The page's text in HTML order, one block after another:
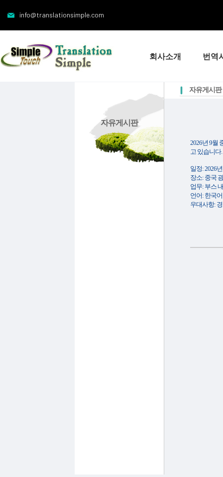
info@translationsimple.com
회사소개 번역
자유게시판
자유게시판
2026년 9월
고 있습니다.
일정: 2026
장소: 중국
업무: 부스
언어: 한국
우대사항: